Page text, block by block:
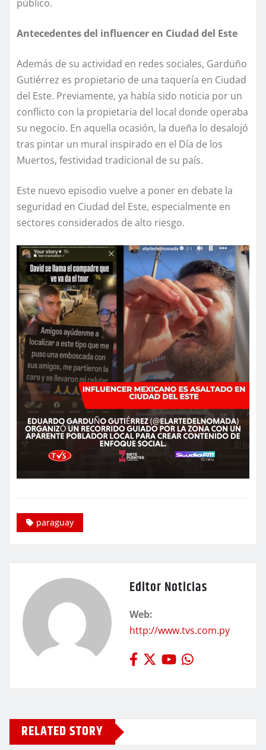
público.
Antecedentes del influencer en Ciudad del Este
Además de su actividad en redes sociales, Garduño
Gutiérrez es propietario de una taquería en Ciudad
del Este. Previamente, ya había sido noticia por un
conflicto con la propietaria del local donde operaba
su negocio. En aquella ocasión, la dueña lo desalojó
tras pintar un mural inspirado en el Día de los
Muertos, festividad tradicional de su país.
Este nuevo episodio vuelve a poner en debate la
seguridad en Ciudad del Este, especialmente en
sectores considerados de alto riesgo.
paraguay
Editor Noticias
Web:
http://www.tvs.com.py
RELATED STORY